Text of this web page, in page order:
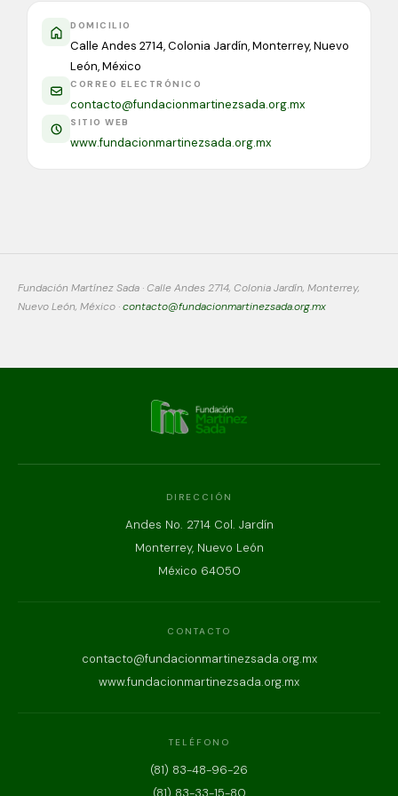
DOMICILIO
Calle Andes 2714, Colonia Jardín, Monterrey, Nuevo
León, México
CORREO ELECTRÓNICO
contacto@fundacionmartinezsada.org.mx
SITIO WEB
www.fundacionmartinezsada.org.mx
Fundación Martínez Sada · Calle Andes 2714, Colonia Jardín, Monterrey,
Nuevo León, México ·contacto@fundacionmartinezsada.org.mx
DIRECCIÓN
Andes No. 2714 Col. Jardín
Monterrey, Nuevo León
México 64050
CONTACTO
contacto@fundacionmartinezsada.org.mx
www.fundacionmartinezsada.org.mx
TELÉFONO
(81) 83-48-96-26